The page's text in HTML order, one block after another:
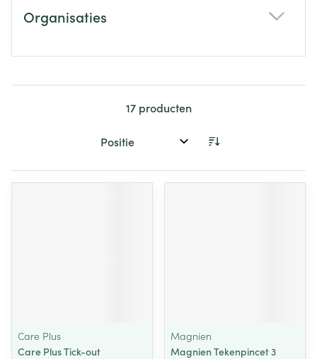
Organisaties
17producten
Sorteer op:
Care Plus
Care Plus Tick-out
Magnien
Magnien Tekenpincet 3